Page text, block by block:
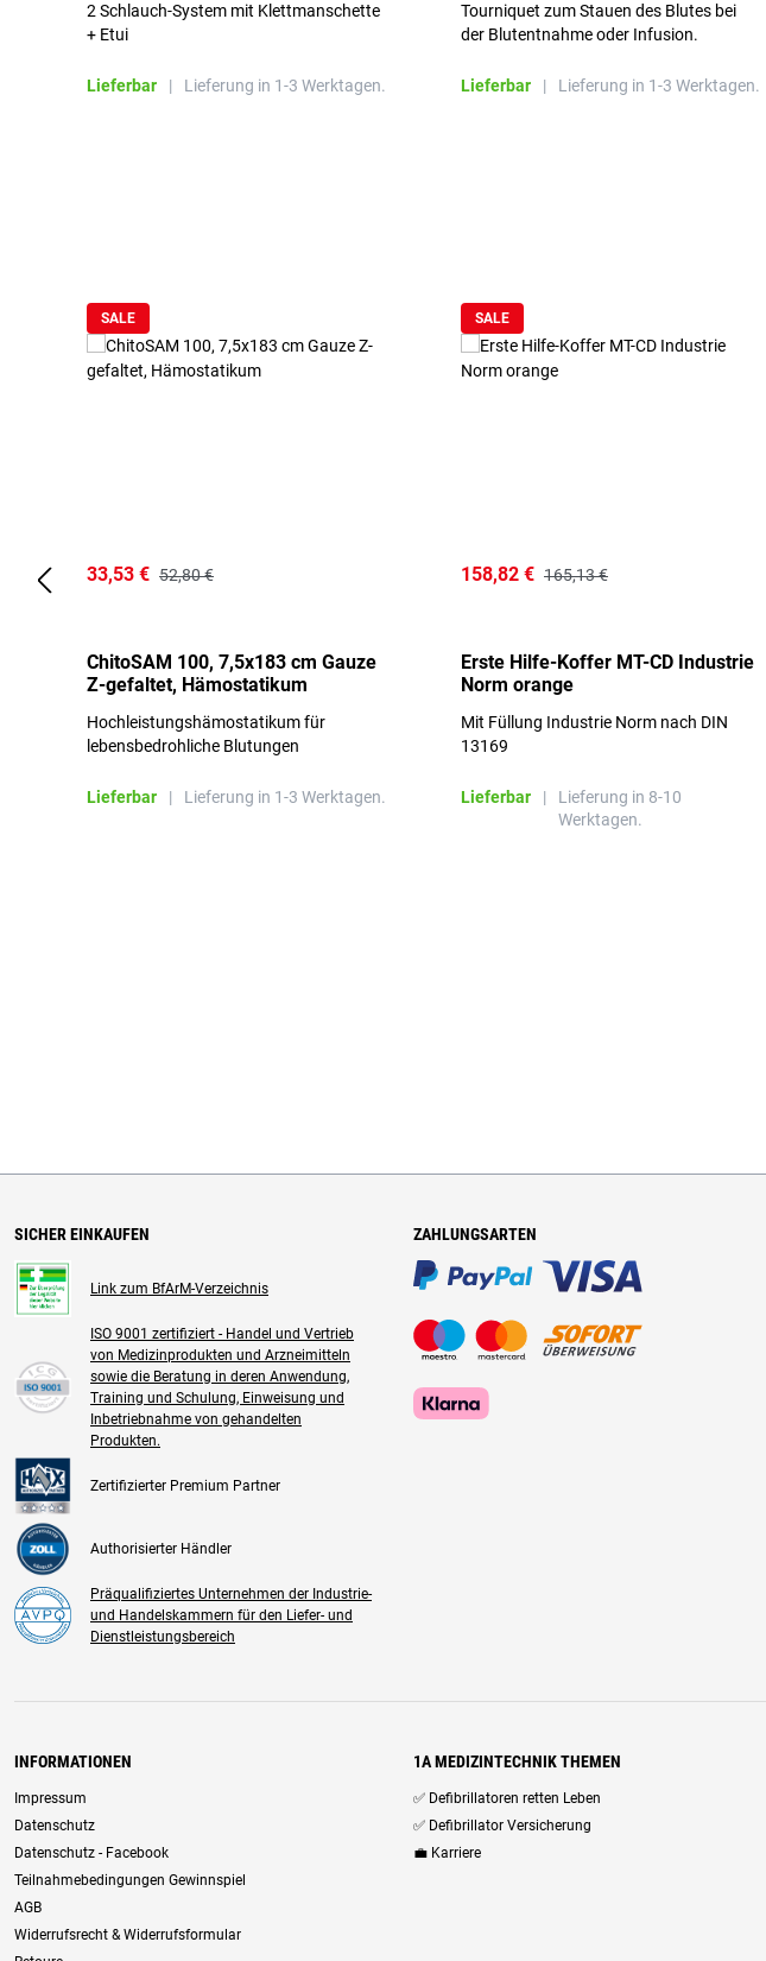
2 Schlauch-System mit Klettmanschette
+ Etui
Lieferbar | Lieferung in 1-3 Werktagen.
Tourniquet zum Stauen des Blutes bei
der Blutentnahme oder Infusion.
Lieferbar | Lieferung in 1-3 Werktagen.
SALE
33,53 € 52,80 €
ChitoSAM 100, 7,5x183 cm Gauze
Z-gefaltet, Hämostatikum
Hochleistungshämostatikum für
lebensbedrohliche Blutungen
Lieferbar | Lieferung in 1-3 Werktagen.
SALE
158,82 € 165,13 €
Erste Hilfe-Koffer MT-CD Industrie
Norm orange
Mit Füllung Industrie Norm nach DIN
13169
Lieferbar |
Lieferung in 8-10
Werktagen.
SICHER EINKAUFEN
Link zum BfArM-Verzeichnis
ISO 9001 zertifiziert - Handel und Vertrieb
von Medizinprodukten und Arzneimitteln
sowie die Beratung in deren Anwendung,
Training und Schulung, Einweisung und
Inbetriebnahme von gehandelten
Produkten.
Zertifizierter Premium Partner
Authorisierter Händler
Präqualifiziertes Unternehmen der Industrie-
und Handelskammern für den Liefer- und
Dienstleistungsbereich
ZAHLUNGSARTEN
INFORMATIONEN
Impressum
Datenschutz
Datenschutz - Facebook
Teilnahmebedingungen Gewinnspiel
AGB
Widerrufsrecht & Widerrufsformular
1A MEDIZINTECHNIK THEMEN
✅ Defibrillatoren retten Leben
✅ Defibrillator Versicherung
💼 Karriere